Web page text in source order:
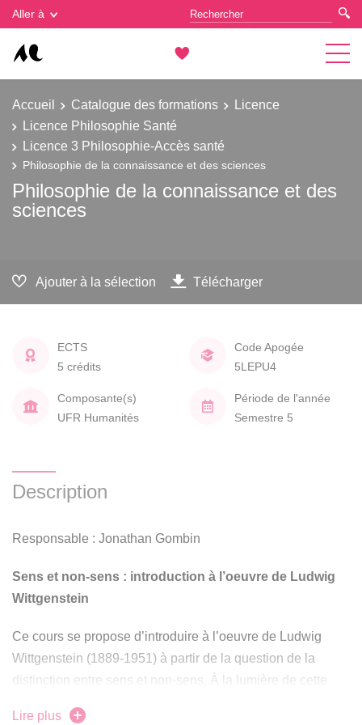
Aller à
Accueil Catalogue des formations
Licence
Licence Philosophie Santé
Licence 3 Philosophie-Accès santé
Philosophie de la connaissance et des sciences
Philosophie de la connaissance et des
sciences
Ajouter à la sélection Télécharger
ECTS
5 crédits
Code Apogée
5LEPU4
Composante(s)
UFR Humanités
Période de l'année
Semestre 5
Description
Responsable : Jonathan Gombin
Sens et non-sens : introduction à l’oeuvre de Ludwig
Wittgenstein
Ce cours se propose d’introduire à l’oeuvre de Ludwig
Wittgenstein (1889-1951) à partir de la question de la
distinction entre sens et non-sens. À la lumière de cette
Lire plus
Gestion des cookies